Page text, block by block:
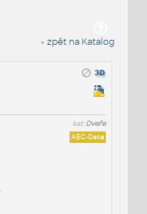
« zpět na Katalog
kat:Dveře
AEC-Data